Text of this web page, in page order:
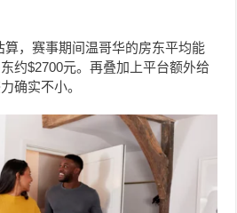
算，赛事期间温哥华的房东平均能
约$2700元。再叠加上平台额外给
确实不小。